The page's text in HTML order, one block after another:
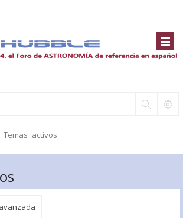
Temas activos